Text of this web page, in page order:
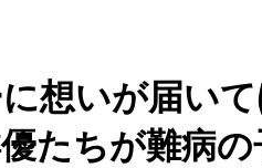
に想いが届い
たちが難病の